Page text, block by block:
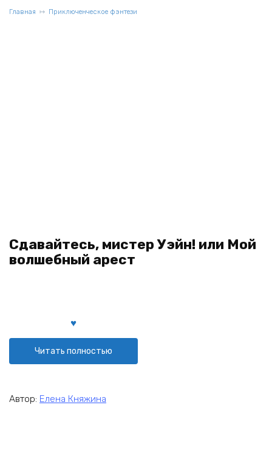
Главная Приключенческое фэнтези
Сдавайтесь, мистер Уэйн! или Мой
волшебный арест
Читать полностью
Автор: Елена Княжина